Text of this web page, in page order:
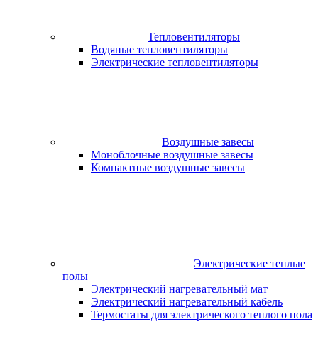
Тепловентиляторы
Водяные тепловентиляторы
Электрические тепловентиляторы
Воздушные завесы
Моноблочные воздушные завесы
Компактные воздушные завесы
Электрические теплые
полы
Электрический нагревательный мат
Электрический нагревательный кабель
Термостаты для электрического теплого пола